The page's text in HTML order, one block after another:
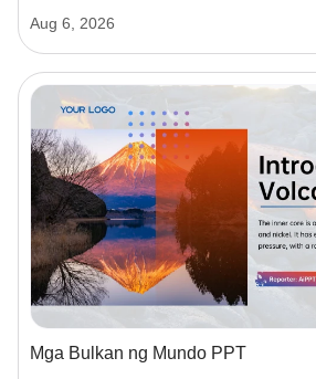
Aug 6, 2026
Mga Bulkan ng Mundo PPT